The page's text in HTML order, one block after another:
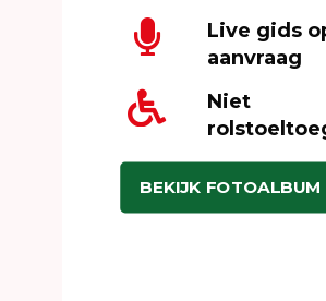
Live gids
aanvraag
Niet
BEKIJK FOTOALBUM